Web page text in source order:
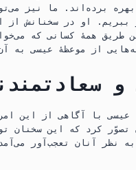
برده‌اند.‏ ما نیز
ببریم.‏ او در سخنانش از
طریق همهٔ کسانی که
از موعظهٔ عیسی به
عیسی با آگاهی از این
کرد که این سخنان
نظر آنان تعجب‌آور